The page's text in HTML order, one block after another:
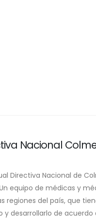
Nacional
Directiva Nacional de
equipo de médicas y
regiones del país, que
y desarrollarlo de